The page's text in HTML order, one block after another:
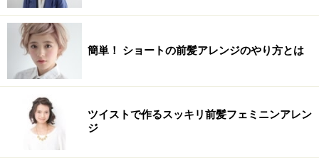
簡単！ ショートの前髪アレンジのやり方とは
ツイストで作るスッキリ前髪フェミニンアレン
ジ